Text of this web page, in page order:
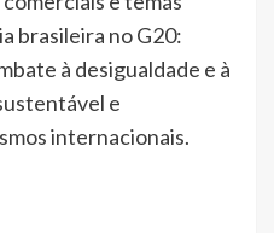
brasileira no G20:
à desigualdade e à
e
internacionais.